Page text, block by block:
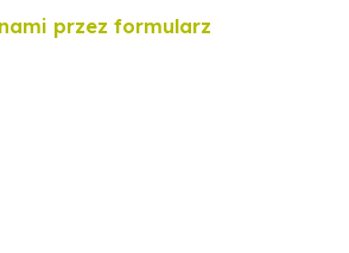
przez formularz